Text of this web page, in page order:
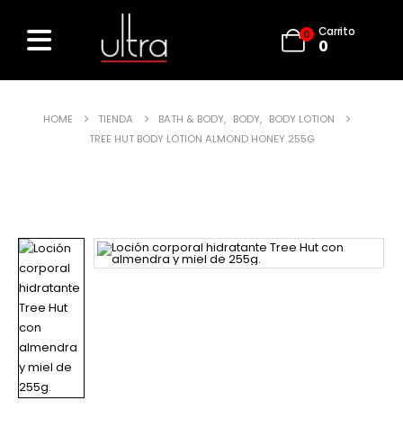
0 Carrito
0
HOME TIENDA BATH & BODY, BODY, BODY LOTION
TREE HUT BODY LOTION ALMOND HONEY 255G